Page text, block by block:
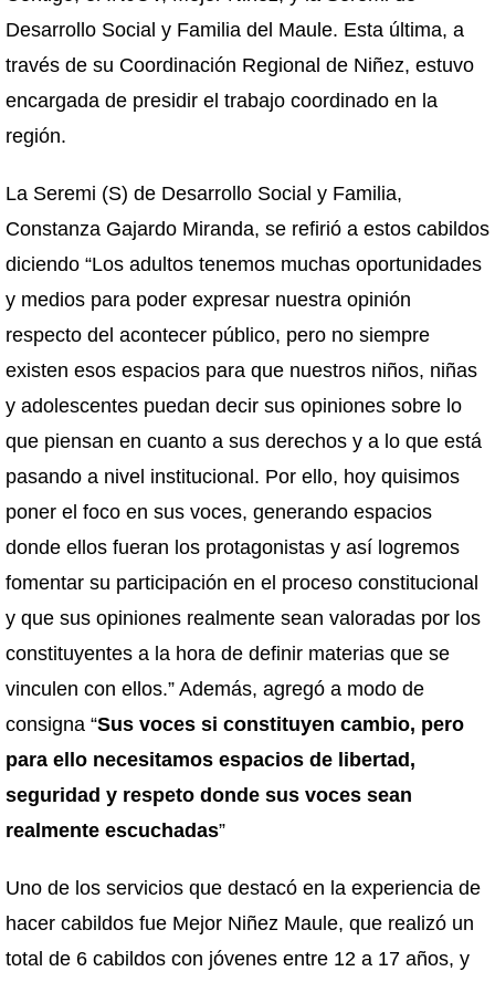
Desarrollo Social y Familia del Maule. Esta última, a
través de su Coordinación Regional de Niñez, estuvo
encargada de presidir el trabajo coordinado en la
región.
La Seremi (S) de Desarrollo Social y Familia,
Constanza Gajardo Miranda, se refirió a estos cabildos
diciendo “Los adultos tenemos muchas oportunidades
y medios para poder expresar nuestra opinión
respecto del acontecer público, pero no siempre
existen esos espacios para que nuestros niños, niñas
y adolescentes puedan decir sus opiniones sobre lo
que piensan en cuanto a sus derechos y a lo que está
pasando a nivel institucional. Por ello, hoy quisimos
poner el foco en sus voces, generando espacios
donde ellos fueran los protagonistas y así logremos
fomentar su participación en el proceso constitucional
y que sus opiniones realmente sean valoradas por los
constituyentes a la hora de definir materias que se
vinculen con ellos.” Además, agregó a modo de
consigna “Sus voces si constituyen cambio, pero
para ello necesitamos espacios de libertad,
seguridad y respeto donde sus voces sean
realmente escuchadas”
Uno de los servicios que destacó en la experiencia de
hacer cabildos fue Mejor Niñez Maule, que realizó un
total de 6 cabildos con jóvenes entre 12 a 17 años, y